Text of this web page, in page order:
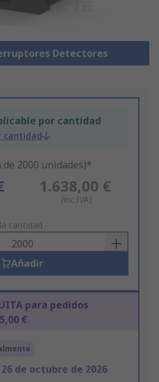
Detectores
por cantidad
cantidad
2000 unidades)*
1.638,00 €
(inc.IVA)
cantidad
Añadir
para pedidos
€
26 de octubre de 2026